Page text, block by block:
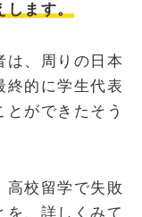
します。
は、周りの日本
終的に学生代表
とができたそう
高校留学で失敗
を、詳しくみて